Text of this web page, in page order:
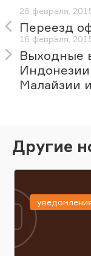
26 февраля,
Переезд
16 февраля,
Выходные
Малайзии
Другие